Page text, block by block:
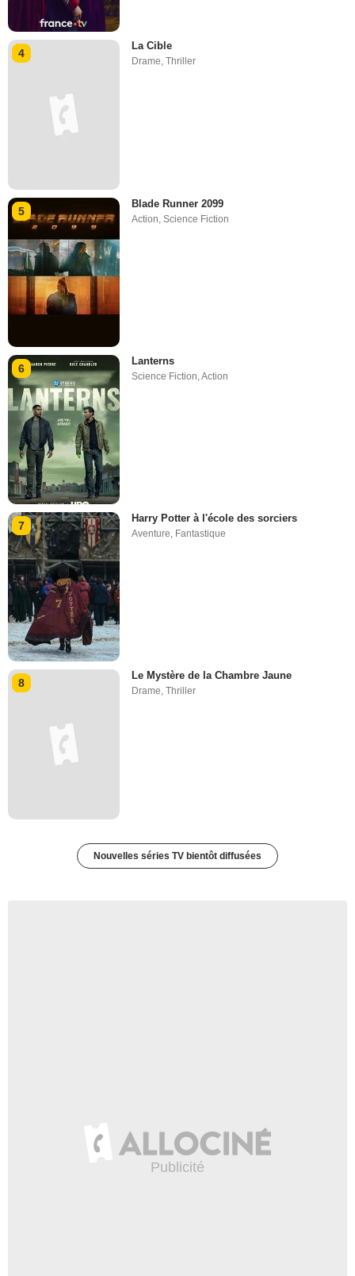
4
La Cible
Drame,Thriller
5
Blade Runner 2099
Action ,Science Fiction
6
Lanterns
Science Fiction,Action
7
Harry Potter à l'école des sorciers
Aventure, Fantastique
8
Le Mystère de la Chambre Jaune
Drame,Thriller
Nouvelles séries TV bientôt diffusées